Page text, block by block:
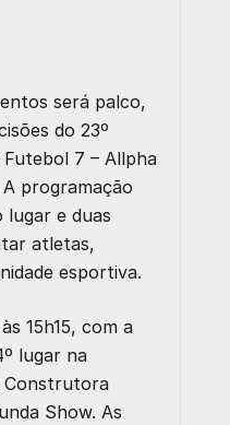
será palco,
do 23º
7 – Allpha
programação
lugar e duas
atletas,
esportiva.
15h15, com a
lugar na
Construtora
Show. As